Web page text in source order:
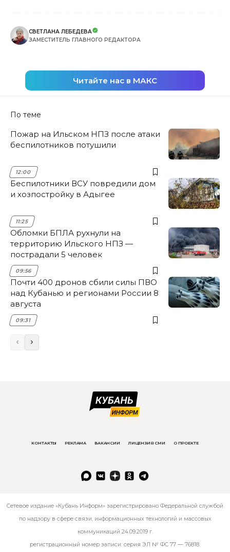
СВЕТЛАНА ЛЕБЕДЕВА
ЗАМЕСТИТЕЛЬ ГЛАВНОГО РЕДАКТОРА
Читайте нас в МАКС
По теме
Пожар на Ильском НПЗ после атаки
беспилотников потушили
12:00
Беспилотники ВСУ повредили дом
и хозпостройку в Адыгее
11:25
Обломки БПЛА рухнули на
территорию Ильского НПЗ —
пострадали 5 человек
09:56
Почти 400 дронов сбили силы ПВО
над Кубанью и регионами России 8
августа
09:31
КОНТАКТЫ РЕКЛАМА ВАКАНСИИ ЛИЦЕНЗИЯ СМИ О ПРОЕКТЕ
Сетевое издание «Кубань Информ» зарегистрировано Федеральной службой
по надзору в сфере связи, информационных технологий и массовых
коммуникаций 24.09.2019 г.
регистрационный номер записи: серия ЭЛ № ФС 77 — 76818.